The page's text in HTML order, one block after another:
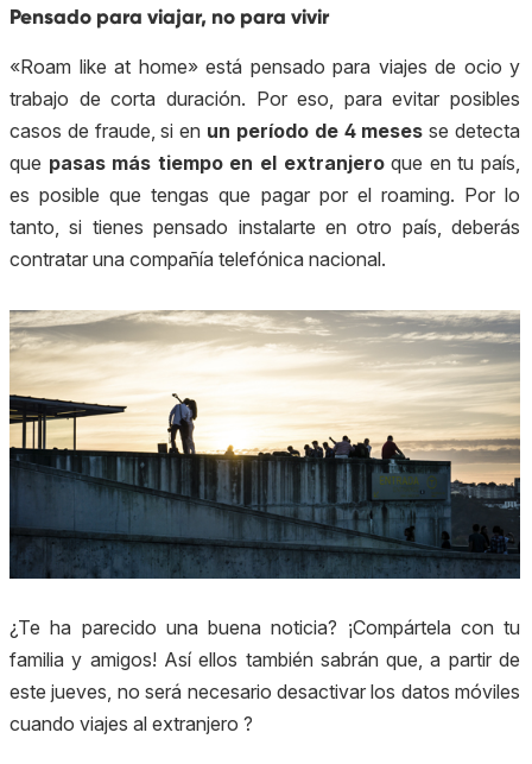
Pensado para viajar, no para vivir
«Roam like at home» está pensado para viajes de ocio y
trabajo de corta duración. Por eso, para evitar posibles
casos de fraude, si en un período de 4 meses se detecta
que pasas más tiempo en el extranjeroque en tu país,
es posible que tengas que pagar por el roaming. Por lo
tanto, si tienes pensado instalarte en otro país, deberás
contratar una compañía telefónica nacional.
¿Te ha parecido una buena noticia? ¡Compártela con tu
familia y amigos! Así ellos también sabrán que, a partir de
este jueves, no será necesario desactivar los datos móviles
cuando viajes al extranjero ?